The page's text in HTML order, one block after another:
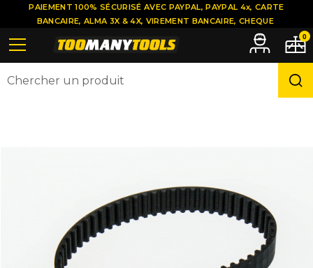
PAIEMENT 100% SÉCURISÉ AVEC PAYPAL, PAYPAL 4x, CARTE
BANCAIRE, ALMA 3X & 4X, VIREMENT BANCAIRE, CHEQUE
0